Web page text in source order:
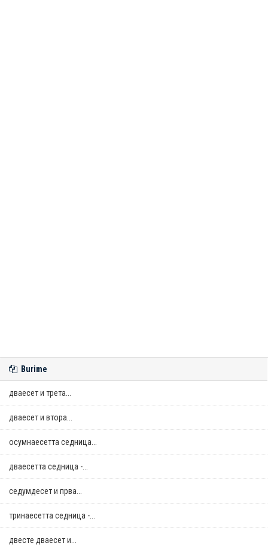
Burime
дваесет и трета...
дваесет и втора...
осумнaесетта седница...
дваесетта седница -...
седумдесет и прва...
тринаесетта седница -...
двестe дваесет и...